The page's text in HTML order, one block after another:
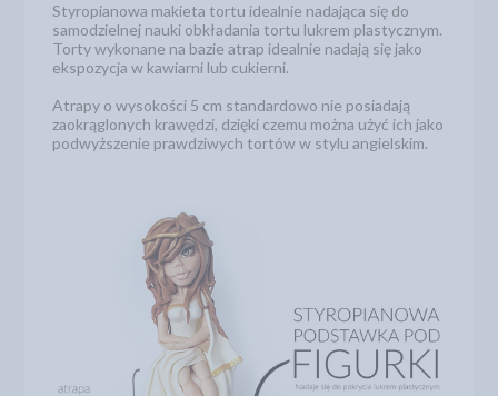
Styropianowa makieta tortu idealnie nadająca się do
samodzielnej nauki obkładania tortu lukrem plastycznym.
Torty wykonane na bazie atrap idealnie nadają się jako
ekspozycja w kawiarni lub cukierni.
Atrapy o wysokości 5 cm standardowo nie posiadają
zaokrąglonych krawędzi, dzięki czemu można użyć ich jako
podwyższenie prawdziwych tortów w stylu angielskim.